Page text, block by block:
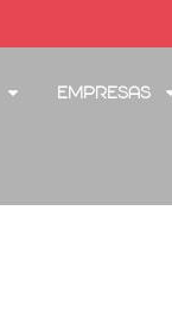
Empresas